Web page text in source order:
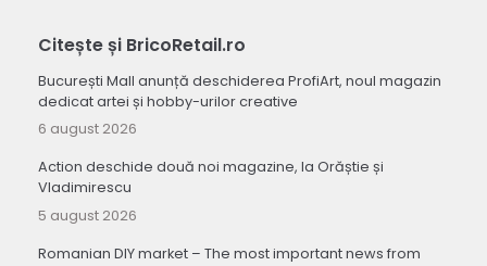
Citește și BricoRetail.ro
București Mall anunță deschiderea ProfiArt, noul magazin
dedicat artei și hobby-urilor creative
6 august 2026
Action deschide două noi magazine, la Orăștie și
Vladimirescu
5 august 2026
Romanian DIY market – The most important news from